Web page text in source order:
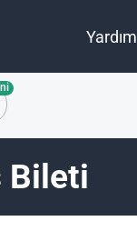
Yardım
Bileti